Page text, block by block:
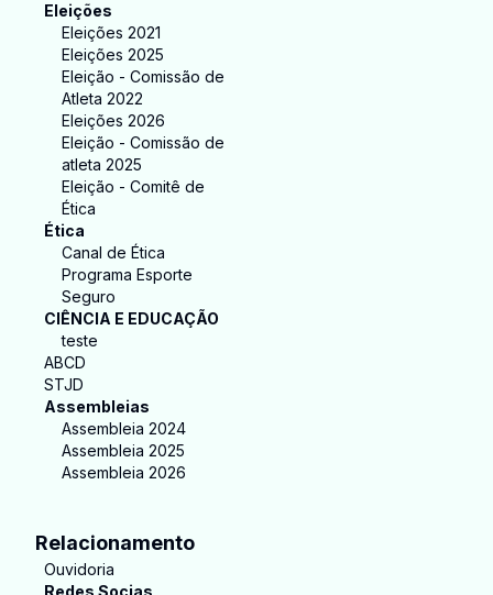
Eleições
Eleições 2021
Eleições 2025
Eleição - Comissão de
Atleta 2022
Eleições 2026
Eleição - Comissão de
atleta 2025
Eleição - Comitê de
Ética
Ética
Canal de Ética
Programa Esporte
Seguro
CIÊNCIA E EDUCAÇÃO
teste
ABCD
STJD
Assembleias
Assembleia 2024
Assembleia 2025
Assembleia 2026
Relacionamento
Ouvidoria
Redes Socias